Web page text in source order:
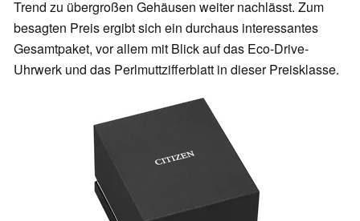
Trend zu übergroßen Gehäusen weiter nachlässt. Zum
besagten Preis ergibt sich ein durchaus interessantes
Gesamtpaket, vor allem mit Blick auf das Eco-Drive-
Uhrwerk und das Perlmuttzifferblatt in dieser Preisklasse.